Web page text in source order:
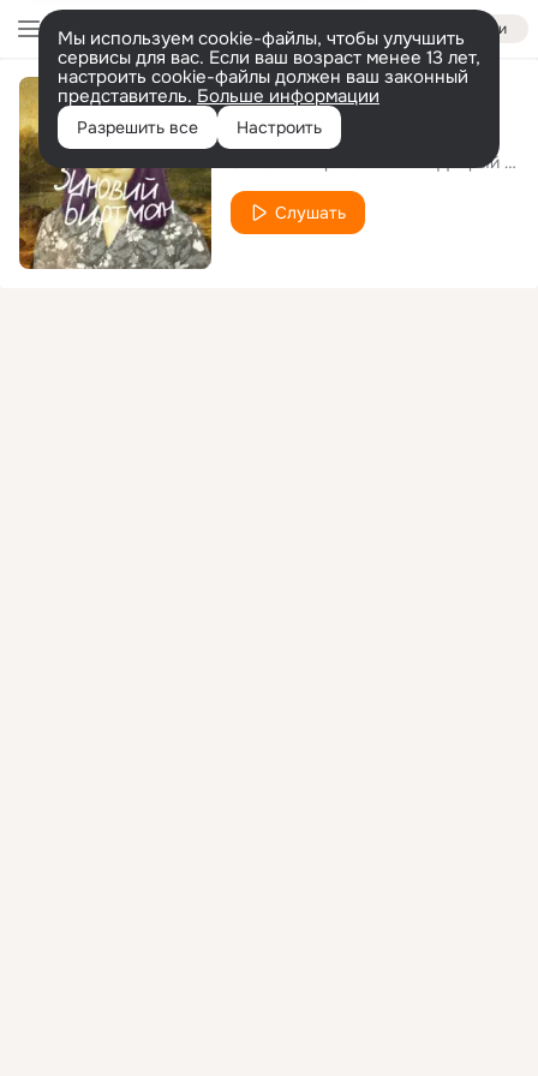
Войти
Мы используем cookie-файлы, чтобы улучшить
сервисы для вас. Если ваш возраст менее 13 лет,
настроить cookie-файлы должен ваш законный
представитель. Больше информации
Разрешить все Настроить
Чак Норрис
Зиновий Биртман и ВИА "Добрый вечер"
Слушать